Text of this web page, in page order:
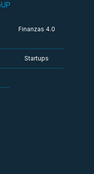
Finanzas 4.0
Startups